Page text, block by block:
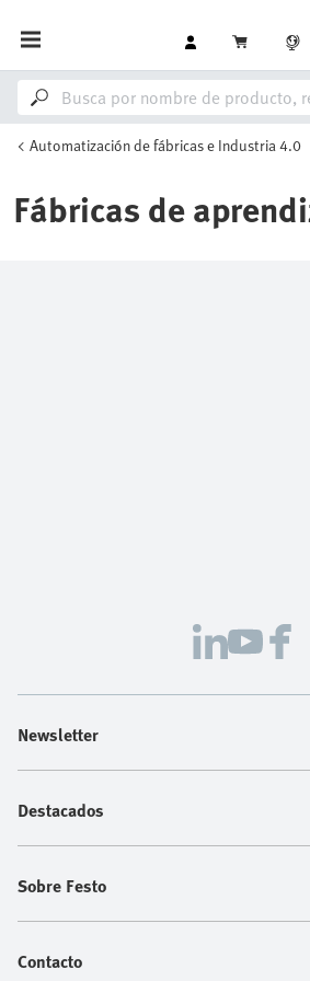
Automatización de fábricas e Industria 4.0
Fábricas de
Newsletter
Destacados
Sobre Festo
Contacto